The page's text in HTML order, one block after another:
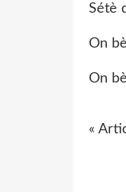
Sétè
On
On
«